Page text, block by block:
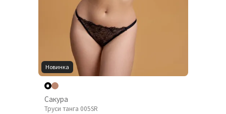
Новинка
Сакура
Труси танга 005SR